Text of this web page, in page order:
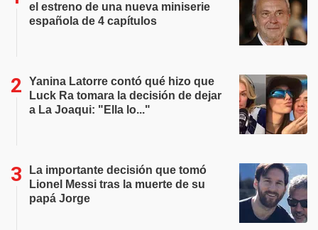
el estreno de una nueva miniserie
española de 4 capítulos
Yanina Latorre contó qué hizo que
Luck Ra tomara la decisión de dejar
a La Joaqui: "Ella lo..."
La importante decisión que tomó
Lionel Messi tras la muerte de su
papá Jorge